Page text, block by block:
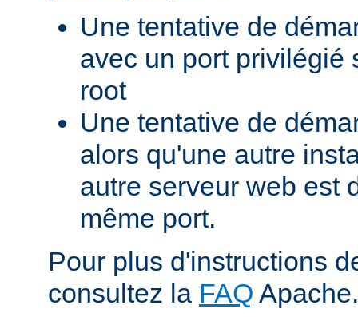
Une tentative de
avec un port privilégié
root
Une tentative de
alors qu'une autre
autre serveur web est
même port.
Pour plus d'instructions
consultez la FAQ Apache.